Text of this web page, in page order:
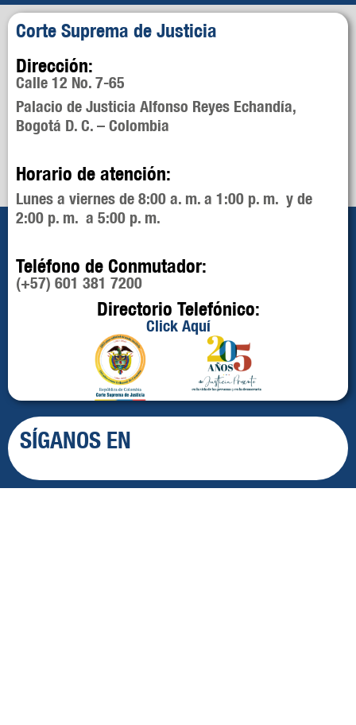
Corte Suprema de Justicia
Dirección:
Calle 12 No. 7-65
Palacio de Justicia Alfonso Reyes Echandía,
Bogotá D. C. – Colombia
Horario de atención:
Lunes a viernes de 8:00 a. m. a 1:00 p. m. y de
2:00 p. m. a 5:00 p. m.
Teléfono de Conmutador:
(+57) 601 381 7200
Directorio Telefónico:
Click Aquí
SÍGANOS EN